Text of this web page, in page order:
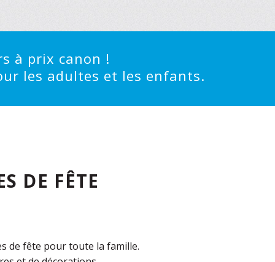
à prix canon !
les adultes et les enfants.
DE FÊTE
de fête pour toute la famille.